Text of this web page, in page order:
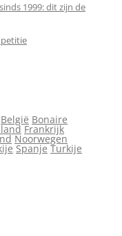
1999: dit zijn de
België Bonaire
Frankrijk
Noorwegen
Spanje Turkije